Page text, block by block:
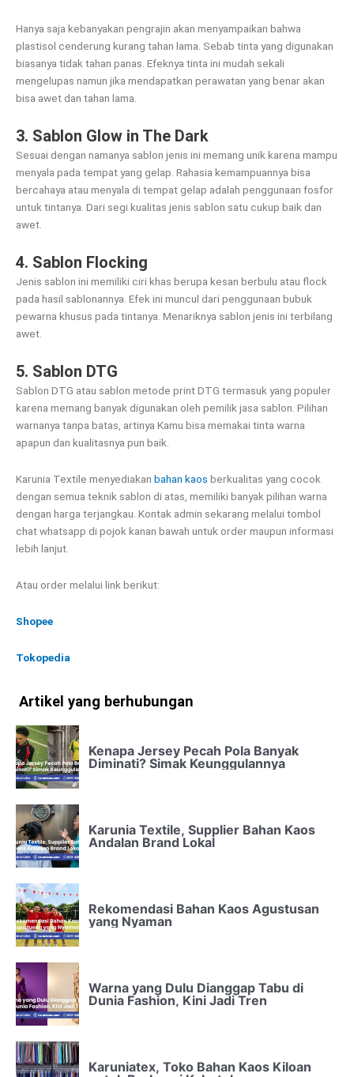
Hanya saja kebanyakan pengrajin akan menyampaikan bahwa
plastisol cenderung kurang tahan lama. Sebab tinta yang digunakan
biasanya tidak tahan panas. Efeknya tinta ini mudah sekali
mengelupas namun jika mendapatkan perawatan yang benar akan
bisa awet dan tahan lama.
3. Sablon Glow in The Dark
Sesuai dengan namanya sablon jenis ini memang unik karena mampu
menyala pada tempat yang gelap. Rahasia kemampuannya bisa
bercahaya atau menyala di tempat gelap adalah penggunaan fosfor
untuk tintanya. Dari segi kualitas jenis sablon satu cukup baik dan
awet.
4. Sablon Flocking
Jenis sablon ini memiliki ciri khas berupa kesan berbulu atau flock
pada hasil sablonannya. Efek ini muncul dari penggunaan bubuk
pewarna khusus pada tintanya. Menariknya sablon jenis ini terbilang
awet.
5. Sablon DTG
Sablon DTG atau sablon metode print DTG termasuk yang populer
karena memang banyak digunakan oleh pemilik jasa sablon. Pilihan
warnanya tanpa batas, artinya Kamu bisa memakai tinta warna
apapun dan kualitasnya pun baik.
Karunia Textile menyediakan bahan kaos berkualitas yang cocok
dengan semua teknik sablon di atas, memiliki banyak pilihan warna
dengan harga terjangkau. Kontak admin sekarang melalui tombol
chat whatsapp di pojok kanan bawah untuk order maupun informasi
lebih lanjut.
Atau order melalui link berikut:
Shopee
Tokopedia
Artikel yang berhubungan
Kenapa Jersey Pecah Pola Banyak
Diminati? Simak Keunggulannya
Karunia Textile, Supplier Bahan Kaos
Andalan Brand Lokal
Rekomendasi Bahan Kaos Agustusan
yang Nyaman
Warna yang Dulu Dianggap Tabu di
Dunia Fashion, Kini Jadi Tren
Karuniatex, Toko Bahan Kaos Kiloan